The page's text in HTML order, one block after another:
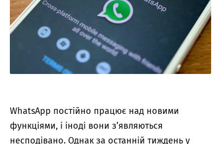
WhatsApp постійно працює над новими
функціями, і іноді вони з’являються
несподівано. Однак за останній тиждень у